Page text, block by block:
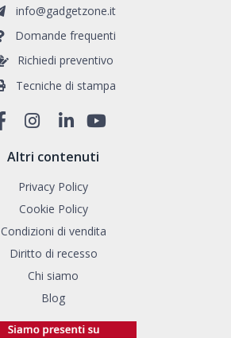
info@gadgetzone.it
Domande frequenti
Richiedi preventivo
Tecniche di stampa
Altri contenuti
Privacy Policy
Cookie Policy
Condizioni di vendita
Diritto di recesso
Chi siamo
Blog